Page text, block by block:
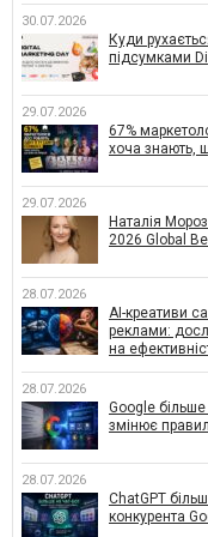
30.07.2026
Куди
підсумками
29.07.2026
67%
хоча знають,
29.07.2026
Наталія
2026 Global
28.07.2026
AI-креативи
реклами:
на
28.07.2026
Google
змінює
28.07.2026
ChatGPT
конкурента